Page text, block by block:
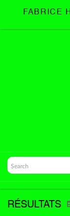
FABRICE
RÉSULTATS